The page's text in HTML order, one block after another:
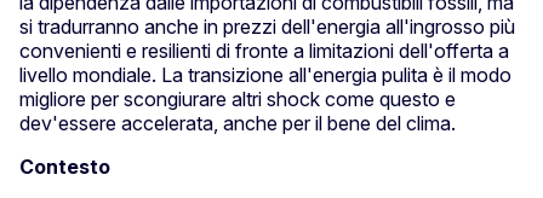
si tradurranno anche in prezzi dell'energia all'ingrosso più
convenienti e resilienti di fronte a limitazioni dell'offerta a
livello mondiale. La transizione all'energia pulita è il modo
migliore per scongiurare altri shock come questo e
dev'essere accelerata, anche per il bene del clima.
Contesto